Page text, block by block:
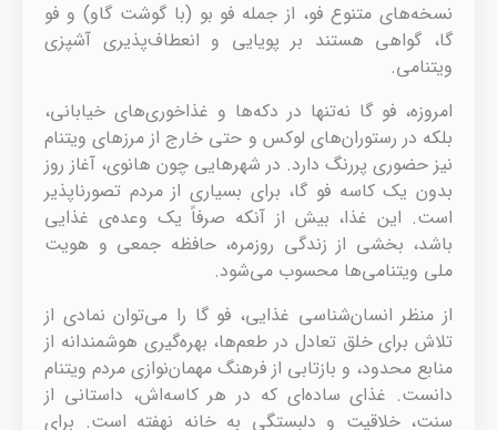
نسخه‌های متنوع فو، از جمله فو بو (با گوشت گاو) و فو
گا، گواهی هستند بر پویایی و انعطاف‌پذیری آشپزی
ویتنامی.
امروزه، فو گا نه‌تنها در دکه‌ها و غذاخوری‌های خیابانی،
بلکه در رستوران‌های لوکس و حتی خارج از مرزهای ویتنام
نیز حضوری پررنگ دارد. در شهرهایی چون هانوی، آغاز روز
بدون یک کاسه فو گا، برای بسیاری از مردم تصورناپذیر
است. این غذا، بیش از آنکه صرفاً یک وعده‌ی غذایی
باشد، بخشی از زندگی روزمره، حافظه جمعی و هویت
ملی ویتنامی‌ها محسوب می‌شود.
از منظر انسان‌شناسی غذایی، فو گا را می‌توان نمادی از
تلاش برای خلق تعادل در طعم‌ها، بهره‌گیری هوشمندانه از
منابع محدود، و بازتابی از فرهنگ مهمان‌نوازی مردم ویتنام
دانست. غذای ساده‌ای که در هر کاسه‌اش، داستانی از
سنت، خلاقیت و دلبستگی به خانه نهفته است. برای